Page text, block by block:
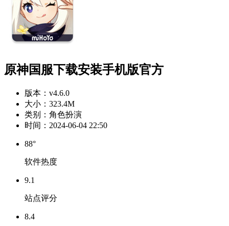
原神国服下载安装手机版官方
版本： v4.6.0
大小： 323.4M
类别： 角色扮演
时间： 2024-06-04 22:50
88°
软件热度
9.1
站点评分
8.4